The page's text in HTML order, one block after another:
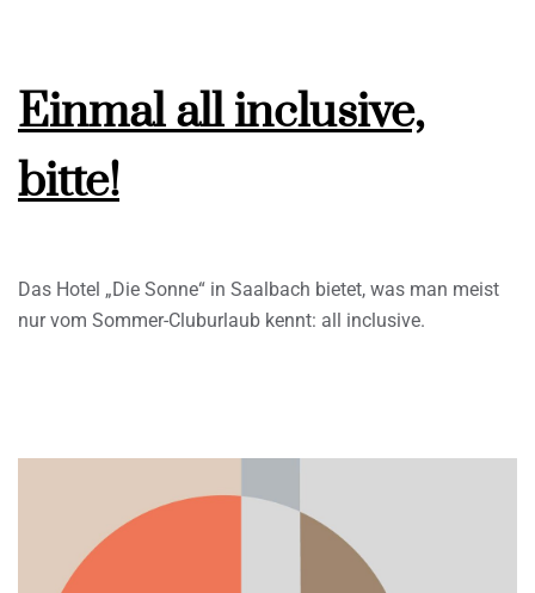
Einmal all inclusive,
bitte!
Das Hotel „Die Sonne“ in Saalbach bietet, was man meist
nur vom Sommer-Cluburlaub kennt: all inclusive.